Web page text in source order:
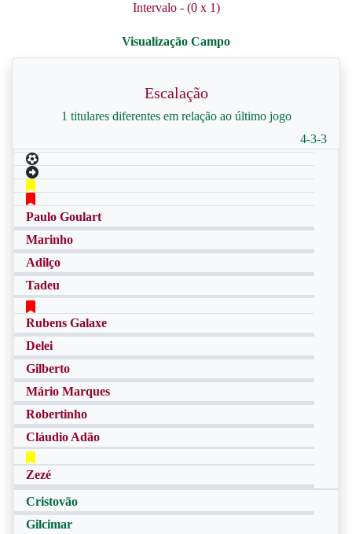
Intervalo - (0 x 1)
Escalação
1 titulares diferentes em relação ao último jogo
4-3-3
Paulo Goulart
Marinho
Adilço
Tadeu
Rubens Galaxe
Delei
Gilberto
Mário Marques
Robertinho
Cláudio Adão
Zezé
Cristovão
Gilcimar